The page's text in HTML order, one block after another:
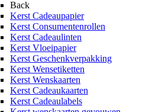
Back
Kerst Cadeaupapier
Kerst Consumentenrollen
Kerst Cadeaulinten
Kerst Vloeipapier
Kerst Geschenkverpakking
Kerst Wensetiketten
Kerst Wenskaarten
Kerst Cadeaukaarten
Kerst Cadeaulabels